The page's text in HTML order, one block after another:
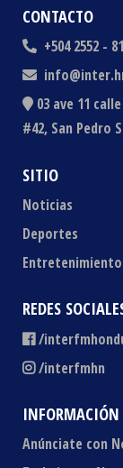
CONTACTO
+504 2552 -
03 ave 11
#42, San Pedro
SITIO
Noticias
Deportes
Entretenimiento
REDES
/
/interfmhn
INFORMACIÓN
Anúnciate con